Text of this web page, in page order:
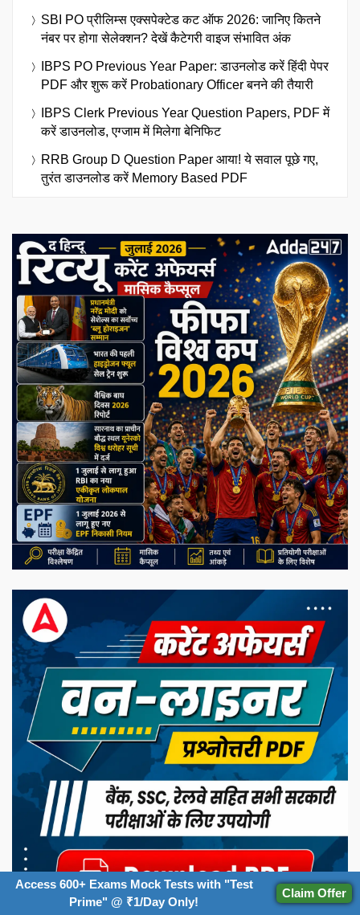
SBI PO प्रीलिम्स एक्सपेक्टेड कट ऑफ 2026: जानिए कितने
नंबर पर होगा सेलेक्शन? देखें कैटेगरी वाइज संभावित अंक
IBPS PO Previous Year Paper: डाउनलोड करें हिंदी पेपर
PDF और शुरू करें Probationary Officer बनने की तैयारी
IBPS Clerk Previous Year Question Papers, PDF में
करें डाउनलोड, एग्जाम में मिलेगा बेनिफिट
RRB Group D Question Paper आया! ये सवाल पूछे गए,
तुरंत डाउनलोड करें Memory Based PDF
Access 600+ Exams Mock Tests with "Test
Prime" @ ₹1/Day Only!
Claim Offer